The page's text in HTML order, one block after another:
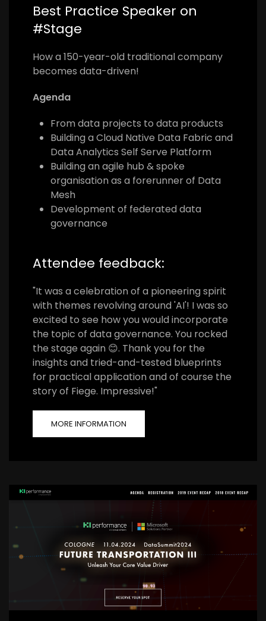
Best Practice Speaker on
#Stage
How a 150-year-old traditional company
becomes data-driven!
Agenda
From data projects to data products
Building a Cloud Native Data Fabric and
Data Analytics Self Serve Platform
Building an agile hub & spoke
organisation as a forerunner of Data
Mesh
Development of federated data
governance
Attendee feedback:
"It was a celebration of a pioneering spirit
with themes revolving around 'AI'! I was so
excited to see how you would incorporate
the topic of data governance. You rocked
the stage again 😊. Thank you for the
insights and tried-and-tested blueprints
for practical application and of course the
story of Fiege. Impressive!"
MORE INFORMATION